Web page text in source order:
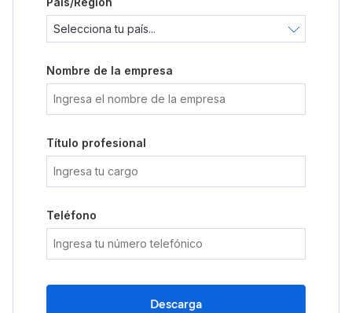
Nombre de la empresa
Título profesional
Teléfono
Descarga